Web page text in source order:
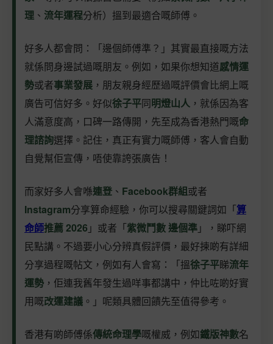
理 、 流年運程分析）搵到最適合嘅師傅。
好多人都會問：「邊個師傅準？」其實最直接嘅方法
就係問身邊試過嘅朋友。例如，如果你想知道感情運
勢或者事業發展 ，朋友親身經歷過嘅評價會比網上嘅
廣告可信好多。好似徐子平同明燈山人 ，就係因為客
人滿意度高，口碑一路傳開，先至成為香港熱門嘅命
理諮詢選擇。記住，真正有實力嘅師傅，客人會自動
自覺幫佢宣傳，唔使靠誇張廣告！
而家好多人會喺連登 、 Facebook群組或者
Instagram分享算命經驗，你可以搜尋關鍵詞如「算
命師推薦 2026 」或者「紫微鬥數 邊個準」，睇吓網
民點講。不過要小心分辨真假評價，最好揀啲有詳細
分享過程嘅帖文，例如有人會寫：「搵徐子平睇流年
運勢 ，佢連我舊年發生過咩事都講中，仲比咗啲好實
用嘅改運建議 。」呢類具體回饋先至值得參考。
香港有啲師傅係傳統命理學嘅權威，例如鐵版神數名